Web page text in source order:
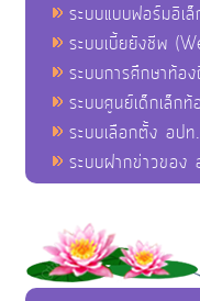
ระบบแบบฟอร์มอิ
ระบบเบี้ยยังชีพ
ระบบการศึกษาท้อ
ระบบศูนย์เด็กเล็ก
ระบบเลือกตั้ง อป
ระบบฝากข่าวของ